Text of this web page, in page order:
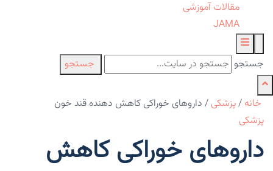
مقالات آموزشی
JAMA
جستجو جستجو
خانه /پزشکی / داروهای خوراکی کاهش‌ دهنده قند خون
پزشکی
داروهای خوراکی کاهش‌